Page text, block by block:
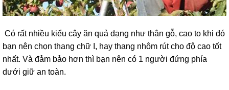
Có rất nhiều kiểu cây ăn quả dạng như thân gỗ, cao to khi đó
bạn nên chọn thang chữ I, hay thang nhôm rútcho độ cao tốt
nhất. Và đảm bảo hơn thì bạn nên có 1 người đứng phía
dưới giữ an toàn.